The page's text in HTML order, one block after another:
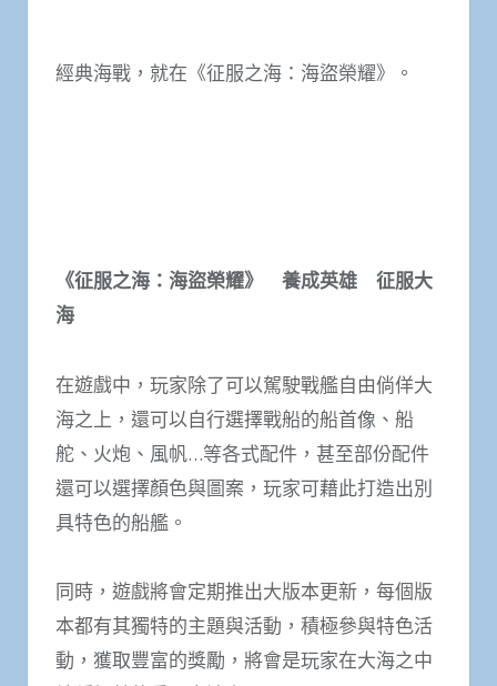
經典海戰，就在《征服之海：海盜榮耀》。
《征服之海：海盜榮耀》 養成英雄 征服大
海
在遊戲中，玩家除了可以駕駛戰艦自由倘佯大
海之上，還可以自行選擇戰船的船首像、船
舵、火炮、風帆…等各式配件，甚至部份配件
還可以選擇顏色與圖案，玩家可藉此打造出別
具特色的船艦。
同時，遊戲將會定期推出大版本更新，每個版
本都有其獨特的主題與活動，積極參與特色活
動，獲取豐富的獎勵，將會是玩家在大海之中